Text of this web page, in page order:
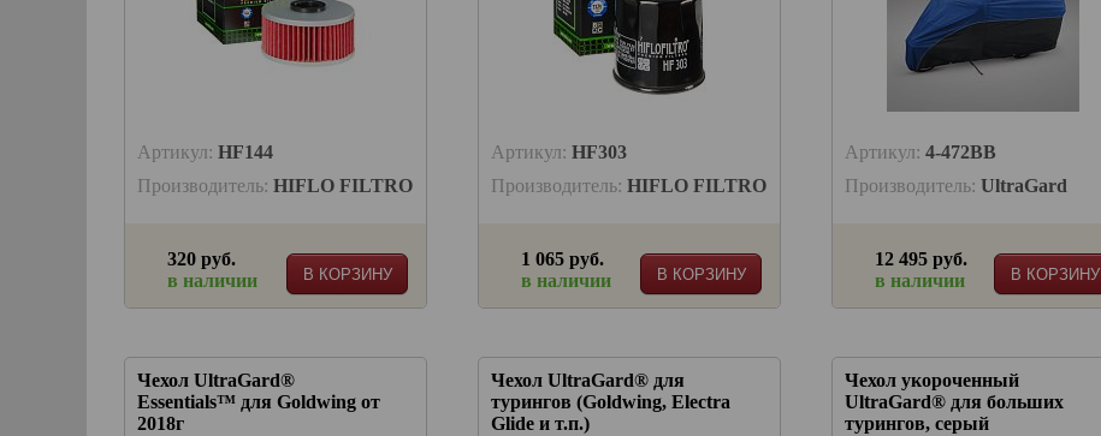
Артикул: HF144
Производитель: HIFLO FILTRO
В КОРЗИНУ
320 руб.
в наличии
Артикул: HF303
Производитель: HIFLO FILTRO
В КОРЗИНУ
1 065 руб.
в наличии
Артикул: 4-472BB
Производитель: UltraGard
В КОРЗИНУ
12 495 руб.
в наличии
Чехол UltraGard®
Essentials™ для Goldwing от
2018г
Чехол UltraGard® для
турингов (Goldwing, Electra
Glide и т.п.)
Чехол укороченный
UltraGard® для больших
турингов, серый